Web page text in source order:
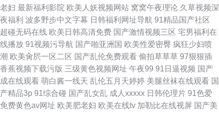
老妇 最新福利影院 欧美人妖视频网站 窝窝午夜理论 久草视频深
夜福利 波多野步中文字幕 日韩福利网址导航 91精品国产社区
超碰无码在线 欧美日韩高清免费 国产激情视频三区 宅男福利在
线播放 91视频污导航 国产啪亚洲国 欧美性爱密臀 疯狂少妇喷
潮 欧美肏屄一区二区 国产乱伦免费观看 偷拍草草草 97狠狠插
香蕉视频下载污版 三级黄色视频网址 午夜99 91日逼视频 国产
成在线观看 萌白酱一线天 乱伦五月天婷婷 美腿丝袜在线观看 国
产精品3p 91综合碰 国产乱女乱 成人xxxxx 日韩伦理片 91色爱
免费黄色av网址 欧美肥老妇 欧美在线tv 加勒比在线视屏 国产美